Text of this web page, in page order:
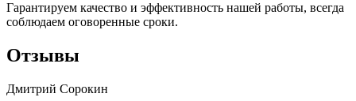
Гарантируем качество и эффективность нашей работы, всегда
соблюдаем оговоренные сроки.
Отзывы
Дмитрий Сорокин